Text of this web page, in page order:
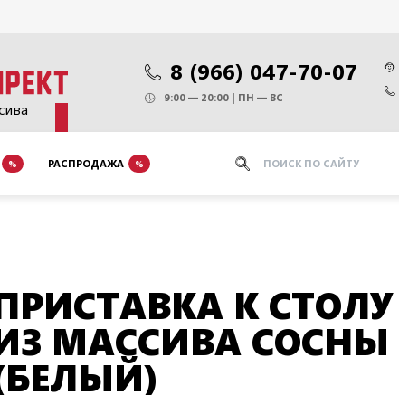
8 (966) 047-70-07
9:00 — 20:00 | ПН — ВС
% РАСПРОДАЖА %
К
МАССИВА СОСНЫ